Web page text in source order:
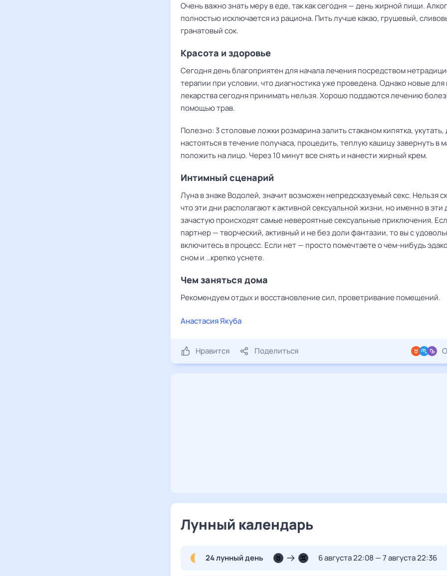
Очень важно знать меру в еде, так как сегодня — день жирной пищи.
полностью исключается из рациона. Пить лучше какао, грушевый,
гранатовый сок.
Красота и здоровье
Сегодня день благоприятен для начала лечения посредством
терапии при условии, что диагностика уже проведена. Однако новые для
лекарства сегодня принимать нельзя. Хорошо поддаются лечению
помощью трав.
Полезно: 3 столовые ложки розмарина залить стаканом кипятка, укутать,
настояться в течение получаса, процедить, теплую кашицу завернуть в
положить на лицо. Через 10 минут все снять и нанести жирный крем.
Интимный сценарий
Луна в знаке Водолей, значит возможен непредсказуемый секс. Нельзя
что эти дни располагают к активной сексуальной жизни, но именно в эти
зачастую происходят самые невероятные сексуальные приключения.
партнер — творческий, активный и не без доли фантазии, то вы с
включитесь в процесс. Если нет — просто помечтаете о чем-нибудь
сном и …крепко уснете.
Чем заняться дома
Рекомендуем отдых и восстановление сил, проветривание помещений.
Анастасия Якуба
Нравится Поделиться
Лунный календарь
24 лунный день 6 августа 22:08 — 7 августа 22:36